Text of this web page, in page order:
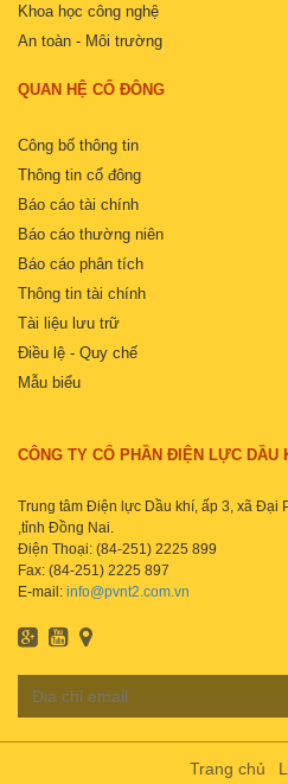
Khoa học công nghệ
An toàn - Môi trường
QUAN HỆ CỔ ĐÔNG
Công bố thông tin
Thông tin cổ đông
Báo cáo tài chính
Báo cáo thường niên
Báo cáo phân tích
Thông tin tài chính
Tài liệu lưu trữ
Điều lệ - Quy chế
Mẫu biểu
CÔNG TY CỔ PHẦN ĐIỆN LỰC DẦU
Trung tâm Điện lực Dầu khí, ấp 3, xã Đại
,tỉnh Đồng Nai.
Điện Thoại: (84-251) 2225 899
Fax: (84-251) 2225 897
E-mail: info@pvnt2.com.vn
Trang chủ